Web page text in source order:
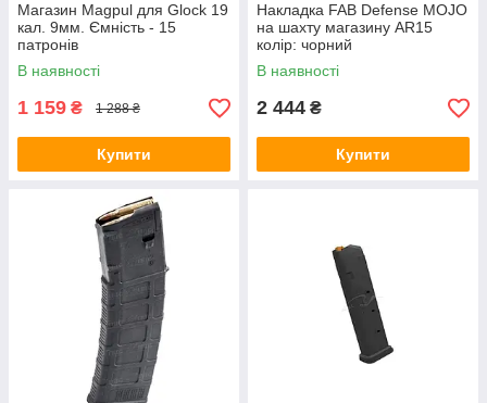
Магазин Magpul для Glock 19
кал. 9мм. Ємність - 15
патронів
В наявності
1 159 ₴ 1 288 ₴
Купити
Накладка FAB Defense MOJO
на шахту магазину AR15
колір: чорний
В наявності
2 444 ₴
Купити